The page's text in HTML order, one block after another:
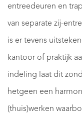
entreedeuren en
van separate zij-
is er tevens
kantoor of praktijk
indeling laat dit
hetgeen een
(thuis)werken